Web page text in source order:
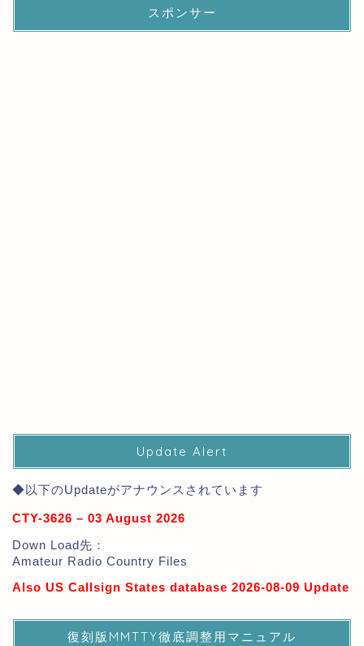
スポンサー
Update Alert
◆以下のUpdateがアナウンスされています
CTY-3626 – 03 August 2026
Down Load先：
Amateur Radio Country Files
Also US Callsign States database 2026-08-09 Update
復刻版MMTTY徹底調整用マニュアル